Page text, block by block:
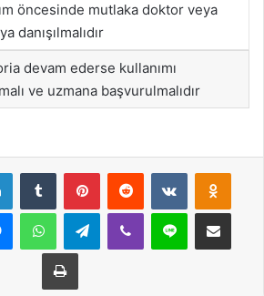
öncesinde mutlaka doktor veya
danışılmalıdır
devam ederse kullanımı
ve uzmana başvurulmalıdır
LinkedInTumblr PinterestReddit VKontakte
MessengerWhatsAppTelegramViber Line E-Posta ile
Yazdır